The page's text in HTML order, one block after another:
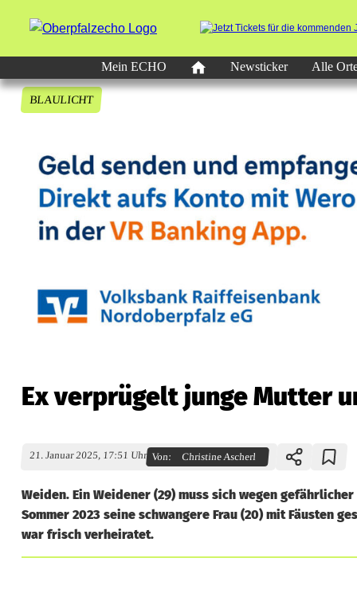
Mein ECHO
Newsticker Alle
BLAULICHT
Ex verprügelt junge Mutter
21. Januar 2025, 17:51 Uhr Von: Christine Ascherl
Weiden. Ein Weidener (29) muss sich wegen
Sommer 2023 seine schwangere Frau (20) mit Fäusten
war frisch verheiratet.